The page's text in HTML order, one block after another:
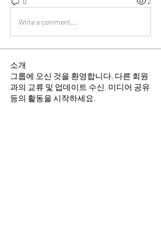
Write a comment...
소개
그룹에 오신 것을 환영합니다. 다른 회원
과의 교류 및 업데이트 수신, 미디어 공유
등의 활동을 시작하세요.